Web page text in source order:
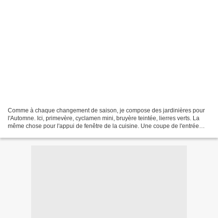
Comme à chaque changement de saison, je compose des jardinières pour
l'Automne. Ici, primevère, cyclamen mini, bruyère teintée, lierres verts. La
même chose pour l'appui de fenêtre de la cuisine. Une coupe de l'entrée